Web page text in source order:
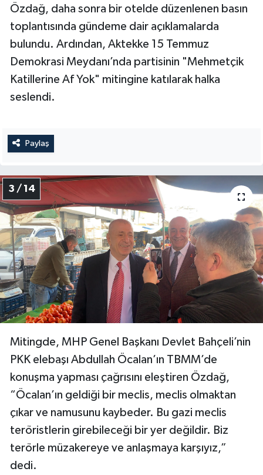
Özdağ, daha sonra bir otelde düzenlenen basın
toplantısında gündeme dair açıklamalarda
bulundu. Ardından, Aktekke 15 Temmuz
Demokrasi Meydanı’nda partisinin "Mehmetçik
Katillerine Af Yok" mitingine katılarak halka
seslendi.
Paylaş
3 / 14
Mitingde, MHP Genel Başkanı Devlet Bahçeli’nin
PKK elebaşı Abdullah Öcalan’ın TBMM’de
konuşma yapması çağrısını eleştiren Özdağ,
“Öcalan’ın geldiği bir meclis, meclis olmaktan
çıkar ve namusunu kaybeder. Bu gazi meclis
teröristlerin girebileceği bir yer değildir. Biz
terörle müzakereye ve anlaşmaya karşıyız,”
dedi.